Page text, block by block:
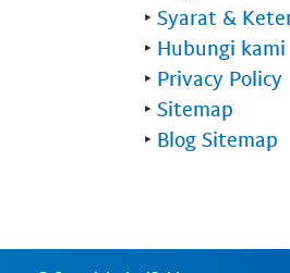
‣ Syarat &
‣ Hubungi kami
‣ Privacy Policy
‣ Sitemap
‣ Blog Sitemap